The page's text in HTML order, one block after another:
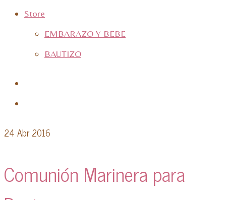
Store
EMBARAZO Y BEBE
BAUTIZO
24 Abr 2016
Comunión Marinera para